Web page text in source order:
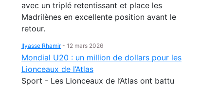
avec un triplé retentissant et place les
Madrilènes en excellente position avant le
retour.
Ilyasse Rhamir- 12 mars 2026
Mondial U20 : un million de dollars pour les
Lionceaux de l’Atlas
Sport - Les Lionceaux de l’Atlas ont battu